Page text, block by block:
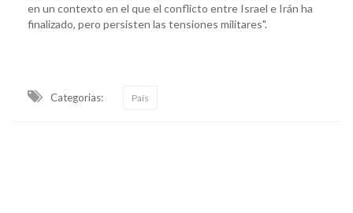
en un contexto en el que el conflicto entre Israel e Irán ha
finalizado, pero persisten las tensiones militares".
Categorias: País